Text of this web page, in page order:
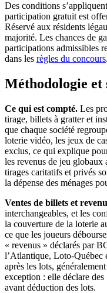
Des conditions
participation gratuit est
Réservé aux résidents
majorité. Les chances de
participations admissibles
dans les règles du concours.
Méthodologie et
Ce qui est compté. Les
tirage, billets à gratter et
que chaque société
loterie vidéo, les jeux de
exclus, ce qui explique
les revenus de jeu globaux
tirages caritatifs et privés
la dépense des ménages
Ventes de billets et
interchangeables, et les
la couverture de la loterie
ce que les joueurs
« revenus » déclarés par
l’Atlantique, Loto-Québec
après les lots,
exception : elle déclare
avant déduction des lots.